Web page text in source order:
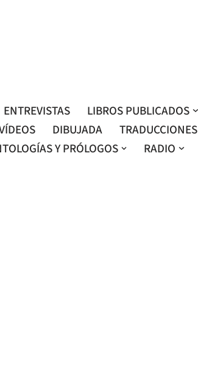
ENTREVISTAS
LIBROS PUBLICADOS
DIBUJADA TRADUCCIONES
Y PRÓLOGOS RADIO